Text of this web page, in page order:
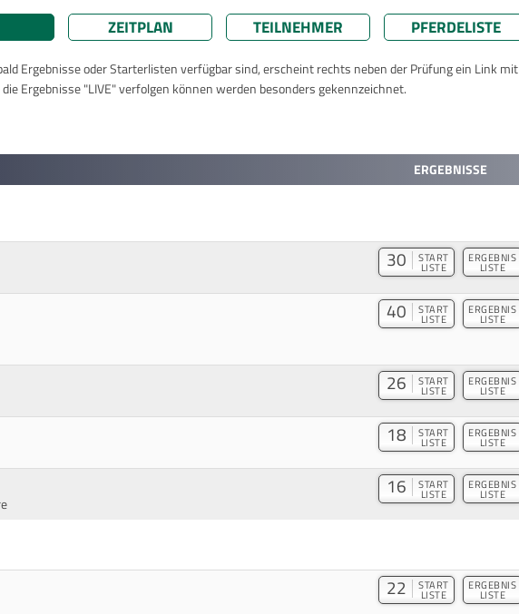
ZEITPLAN TEILNEHMER PFERDELISTE
Ergebnisse oder Starterlisten verfügbar sind, erscheint rechts neben der Prüfung ein Link mit
Ergebnisse "LIVE" verfolgen können werden besonders gekennzeichnet.
ERGEBNISSE
30 START
LISTE
ERGEBNIS
LISTE
40 START
LISTE
ERGEBNIS
LISTE
26 START
LISTE
ERGEBNIS
LISTE
18 START
LISTE
ERGEBNIS
LISTE
16 START
LISTE
ERGEBNIS
LISTE
22 START
LISTE
ERGEBNIS
LISTE